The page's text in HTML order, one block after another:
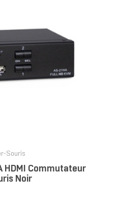
Souris
HDMI Commutateur
Noir